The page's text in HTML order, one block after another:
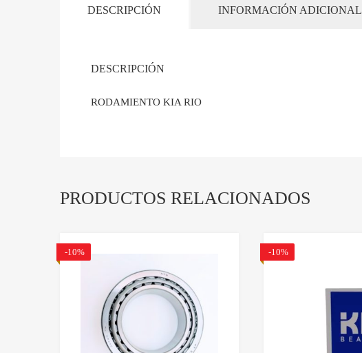
DESCRIPCIÓN INFORMACIÓN ADICIONAL
DESCRIPCIÓN
RODAMIENTO KIA RIO
PRODUCTOS RELACIONADOS
-10% Agregar a lista de deseos
-10%